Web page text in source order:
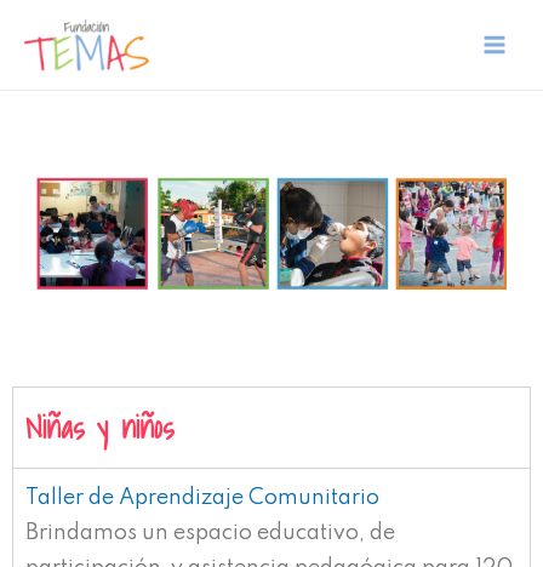
Niñas y niños
Taller de Aprendizaje Comunitario
Brindamos un espacio educativo, de